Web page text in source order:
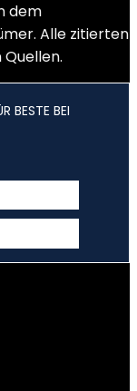
dem
Alle zitierten
BESTE BEI